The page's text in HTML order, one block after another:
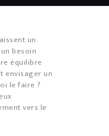
un
besoin
équilibre
envisager un
le faire ?
vers le